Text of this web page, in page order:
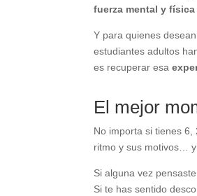
fuerza mental y
Y para quienes
estudiantes adultos
es recuperar esa
El mejor
No importa si tienes
ritmo y sus motivos…
Si alguna vez
Si te has sentido